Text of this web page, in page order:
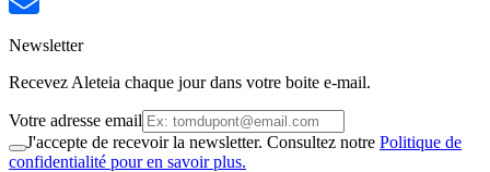
Newsletter
Recevez Aleteia chaque jour dans votre boite e-mail.
Votre adresse email
J'accepte de recevoir la newsletter. Consultez notre Politique de
confidentialité pour en savoir plus.